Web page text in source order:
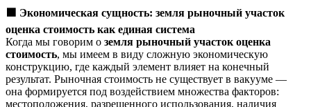
Экономическая сущность: земля рыночный участок
оценка стоимость как единая система
Когда мы говорим о земля рыночный участок оценка
стоимость, мы имеем в виду сложную экономическую
конструкцию, где каждый элемент влияет на конечный
результат. Рыночная стоимость не существует в вакууме —
она формируется под воздействием множества факторов:
местоположения, разрешенного использования, наличия